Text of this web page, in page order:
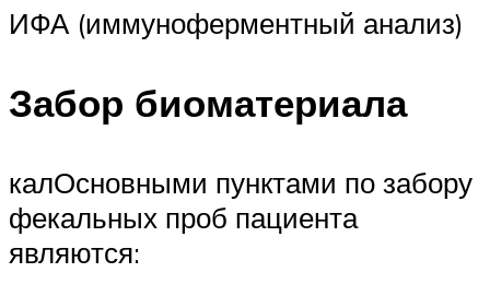
ИФА (иммуноферментный анализ)
Забор биоматериала
калОсновными пунктами по забору
фекальных проб пациента
являются: